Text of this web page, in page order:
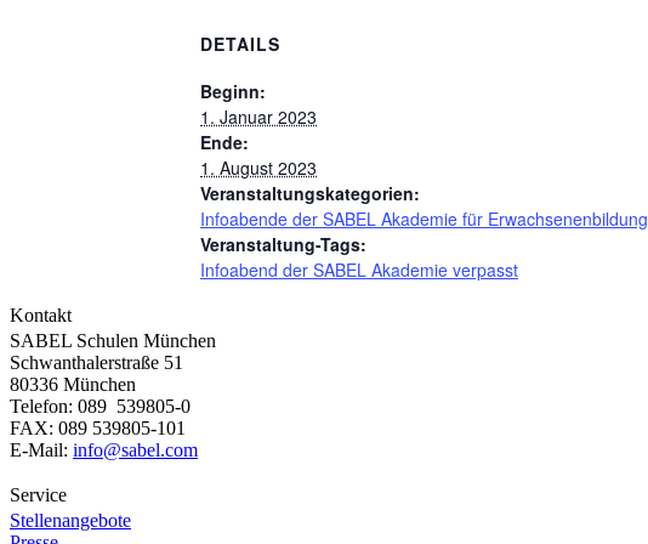
DETAILS
Beginn:
1. Januar 2023
Ende:
1. August 2023
Veranstaltungskategorien:
Infoabende der SABEL Akademie für Erwachsenenbildung
Veranstaltung-Tags:
Infoabend der SABEL Akademie verpasst
Kontakt
SABEL Schulen München
Schwanthalerstraße 51
80336 München
Telefon: 089 539805-0
FAX: 089 539805-101
E-Mail: info@sabel.com
Service
Stellenangebote